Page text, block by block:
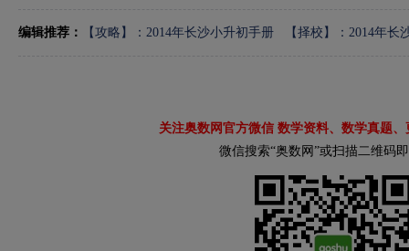
编辑推荐： 【攻略】：2014年长沙小升初手册 【择校】：2014年长
关注奥数网官方微信 数学资料、数学真题
微信搜索“奥数网”或扫描二维码